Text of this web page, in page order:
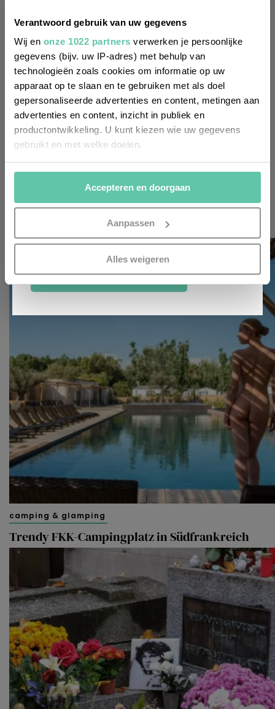
Verantwoord gebruik van uw gegevens
Wij en onze 1022 partners verwerken je persoonlijke
gegevens (bijv. uw IP-adres) met behulp van
technologieën zoals cookies om informatie op uw
apparaat op te slaan en te gebruiken met als doel
gepersonaliseerde advertenties en content, metingen aan
advertenties en content, inzicht in publiek en
productontwikkeling. U kunt kiezen wie uw gegevens
gebruikt en met welke doelen.
Als u het toestaat, willen we ook graag:
Informatie verzamelen over uw geografische
locatie, die tot een paar meter nauwkeurig kan zijn
Uw apparaat identificeren door het actief te
scannen op specifieke eigenschappen (fingerprinting)
verwerkt en stel uw voorkeuren in het
U kunt uw toestemming op elk moment wijzigen of
Kijk vooral rond en laat je inspireren. Voordat je dat doet,
informeren we je over het gebruik vananalytische en
functionele cookiesom je een optimale
gebruikerservaring te bieden. Ook plaatsen wij cookies
van derde partijen om gepersonaliseerde advertenties te
tonen en/of de inhoud van de advertenties op je
voorkeuren af te stemmen. Je kunt je voorkeuren
beheren via ‘Zelf instellen’. Klik je op ‘Accepteren en
doorgaan’ dan ga je akkoord met het gebruik van alle
cookies zoals omschreven in onze
Cookieverklaring
Accepteren en doorgaan
Aanpassen
Alles weigeren
camping & glamping
Trendy FKK-Campingplatz in Südfrankreich
regelmäßig über Trends, neue
Entdeckungen und Insider-Tipps für
Frankreich informiert werden? Dann
melde dich für unseren
zweiwöchentlichen Newsletter an. Im
Handumdrehen erledigt!
Voornaam
Achternaam
mailadres
(Required)
ANMELDEN